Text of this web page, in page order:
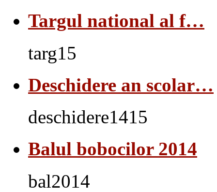
Targul national al f…
targ15
Deschidere an scolar…
deschidere1415
Balul bobocilor 2014
bal2014